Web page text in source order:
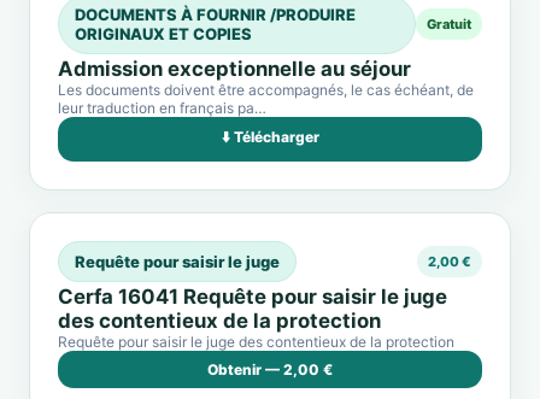
DOCUMENTS À FOURNIR /PRODUIRE
ORIGINAUX ET COPIES
Gratuit
Admission exceptionnelle au séjour
Les documents doivent être accompagnés, le cas échéant, de
leur traduction en français pa…
⬇️ Télécharger
Requête pour saisir le juge 2,00 €
Cerfa 16041 Requête pour saisir le juge
des contentieux de la protection
Requête pour saisir le juge des contentieux de la protection
Obtenir — 2,00 €